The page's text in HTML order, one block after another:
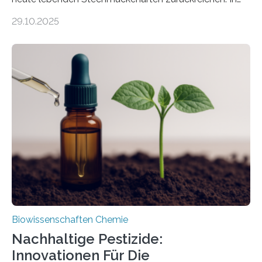
Forschende die bisher älteste bekannte Stechmücken-
Region Kachin in Myanmar und hat sich in
ausgezeichnetem Zustand erhalten. Es konnte als neue
Art einer neuen Gattung beschrieben werden und trägt
nun den Namen Cretosabethes primaevus. Dieser erste
fossile Nachweis einer Stechmückenlarve in Bernstein
stellt gleichzeitig den ersten Fossilfund einer
Mückenlarve aus dem Mesozoikum dar, denn…
29.10.2025
Biowissenschaften Chemie
Nachhaltige Pestizide:
Innovationen Für Die